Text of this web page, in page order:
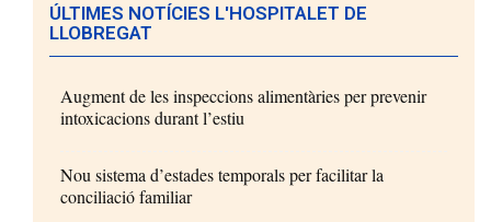
ÚLTIMES NOTÍCIES L'HOSPITALET DE
LLOBREGAT
Augment de les inspeccions alimentàries per prevenir
intoxicacions durant l’estiu
Nou sistema d’estades temporals per facilitar la
conciliació familiar